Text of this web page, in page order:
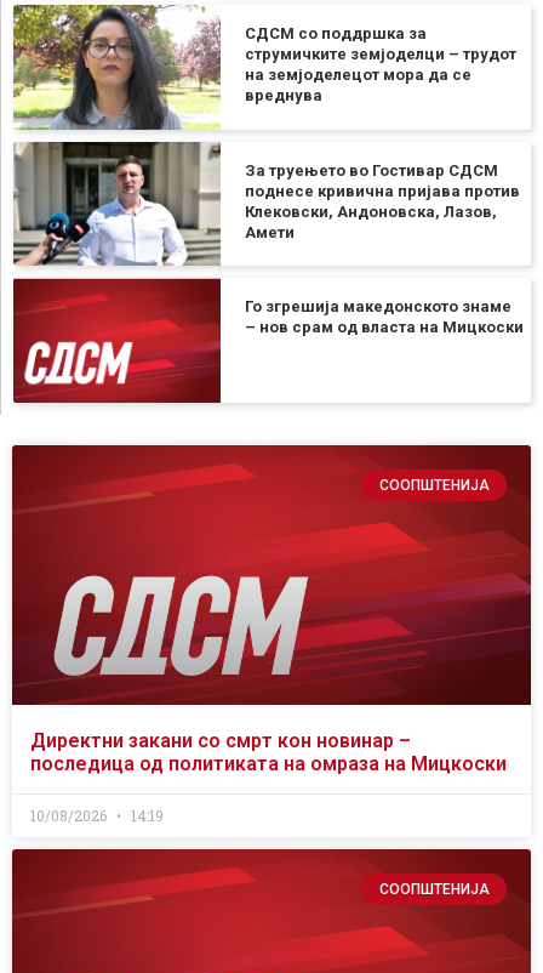
СДСМ со поддршка за
струмичките земјоделци – трудот
на земјоделецот мора да се
вреднува
За труењето во Гостивар СДСМ
поднесе кривична пријава против
Клековски, Андоновска, Лазов,
Амети
Го згрешија македонското знаме
– нов срам од власта на Мицкоски
СООПШТЕНИЈА
Директни закани со смрт кон новинар –
последица од политиката на омраза на Мицкоски
10/08/2026 14:19
СООПШТЕНИЈА